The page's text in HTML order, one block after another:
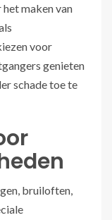
maken van
voor
genieten
schade toe te
bruiloften,